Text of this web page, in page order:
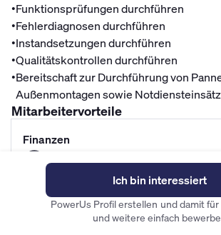
•Funktionsprüfungen durchführen
•Fehlerdiagnosen durchführen
•Instandsetzungen durchführen
•Qualitätskontrollen durchführen
•Bereitschaft zur Durchführung von
Außenmontagen sowie
Mitarbeitervorteile
Finanzen
Top Gehalt
Betriebliche Altersvorsorge
Fitness- und
Ich bin interessiert
PowerUs Profil erstellen und damit
und weitere einfach